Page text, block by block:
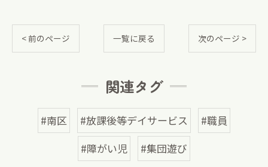
< 前のページ 一覧に戻る 次のページ >
関連タグ
#南区 #放課後等デイサービス
#職員
#障がい児
#集団遊び